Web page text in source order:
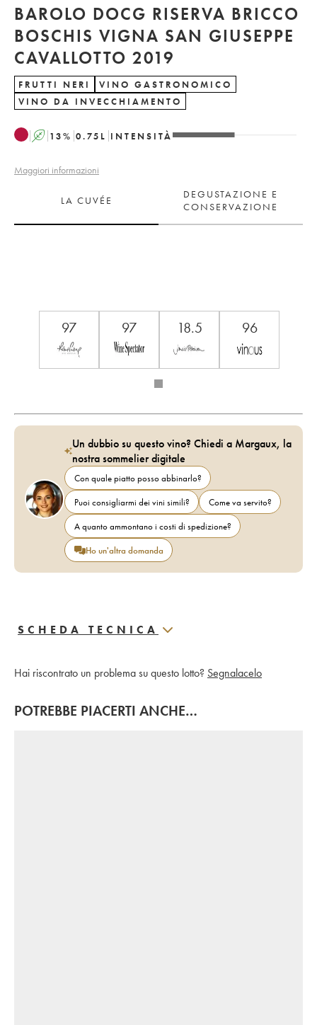
BAROLO DOCG RISERVA BRICCO
BOSCHIS VIGNA SAN GIUSEPPE
CAVALLOTTO 2019
FRUTTI NERI
VINO GASTRONOMICO
VINO DA INVECCHIAMENTO
A 13% 0.75 L INTENSITÀ
Maggiori informazioni
LA CUVÉE
DEGUSTAZIONE E
CONSERVAZIONE
97 97 18.5 96
Un dubbio su questo vino? Chiedi a Margaux, la
nostra sommelier digitale
Con quale piatto posso abbinarlo?
Puoi consigliarmi dei vini simili?
Come va servito?
A quanto ammontano i costi di spedizione?
Ho un'altra domanda
SCHEDA TECNICA
Hai riscontrato un problema su questo lotto? Segnalacelo
POTREBBE PIACERTI ANCHE…